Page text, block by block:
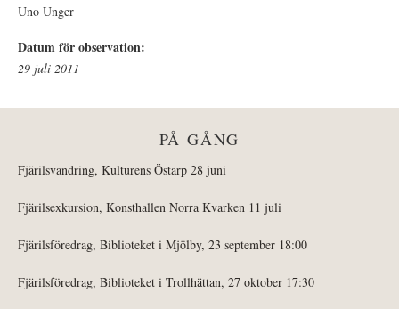
Uno Unger
Datum för observation:
29 juli 2011
PÅ GÅNG
Fjärilsvandring, Kulturens Östarp 28 juni
Fjärilsexkursion, Konsthallen Norra Kvarken 11 juli
Fjärilsföredrag, Biblioteket i Mjölby, 23 september 18:00
Fjärilsföredrag, Biblioteket i Trollhättan, 27 oktober 17:30